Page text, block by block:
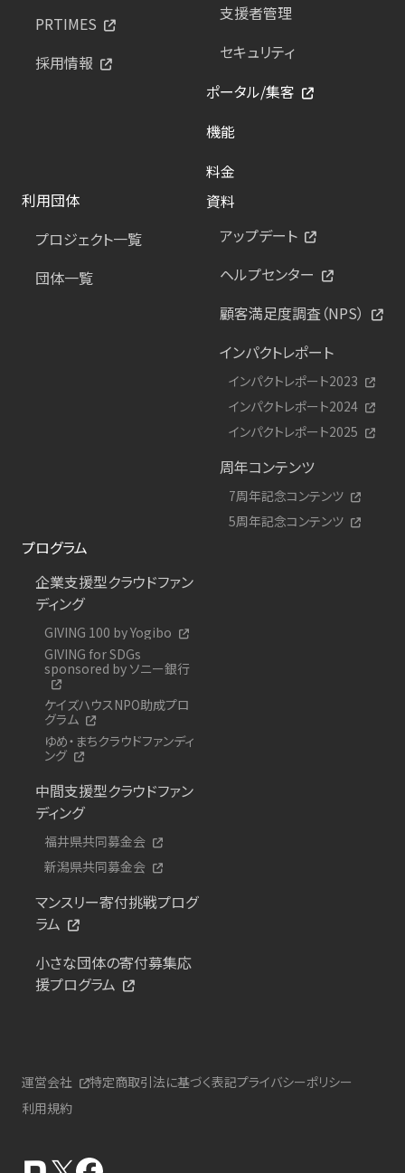
PRTIMES
採用情報
支援者管理
セキュリティ
ポータル/集客
機能
料金
利用団体
プロジェクト一覧
団体一覧
資料
アップデート
ヘルプセンター
顧客満足度調査（NPS）
インパクトレポート
インパクトレポート2023
インパクトレポート2024
インパクトレポート2025
周年コンテンツ
7周年記念コンテンツ
5周年記念コンテンツ
プログラム
企業支援型クラウドファン
ディング
GIVING 100 by Yogibo
GIVING for SDGs
sponsored by ソニー銀行
ケイズハウスNPO助成プロ
グラム
ゆめ・まちクラウドファンディ
ング
中間支援型クラウドファン
ディング
福井県共同募金会
新潟県共同募金会
マンスリー寄付挑戦プログ
ラム
小さな団体の寄付募集応
援プログラム
運営会社 特定商取引法に基づく表記プライバシーポリシー
利用規約